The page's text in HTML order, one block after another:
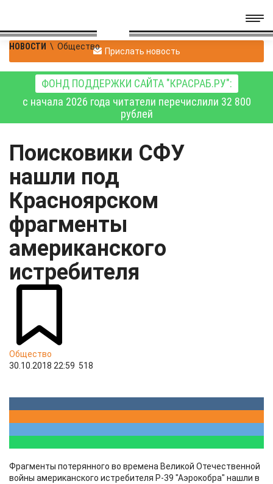
НОВОСТИ \ Общество Прислать новость
ФОНД ПОДДЕРЖКИ САЙТА "КРАСРАБ.РУ":
с начала 2026 года читатели перечислили 32 800
рублей
Поисковики СФУ
нашли под
Красноярском
фрагменты
американского
истребителя
Общество
30.10.2018 22:59 518
Фрагменты потерянного во времена Великой Отечественной
войны американского истребителя Р-39 "Аэрокобра" нашли в